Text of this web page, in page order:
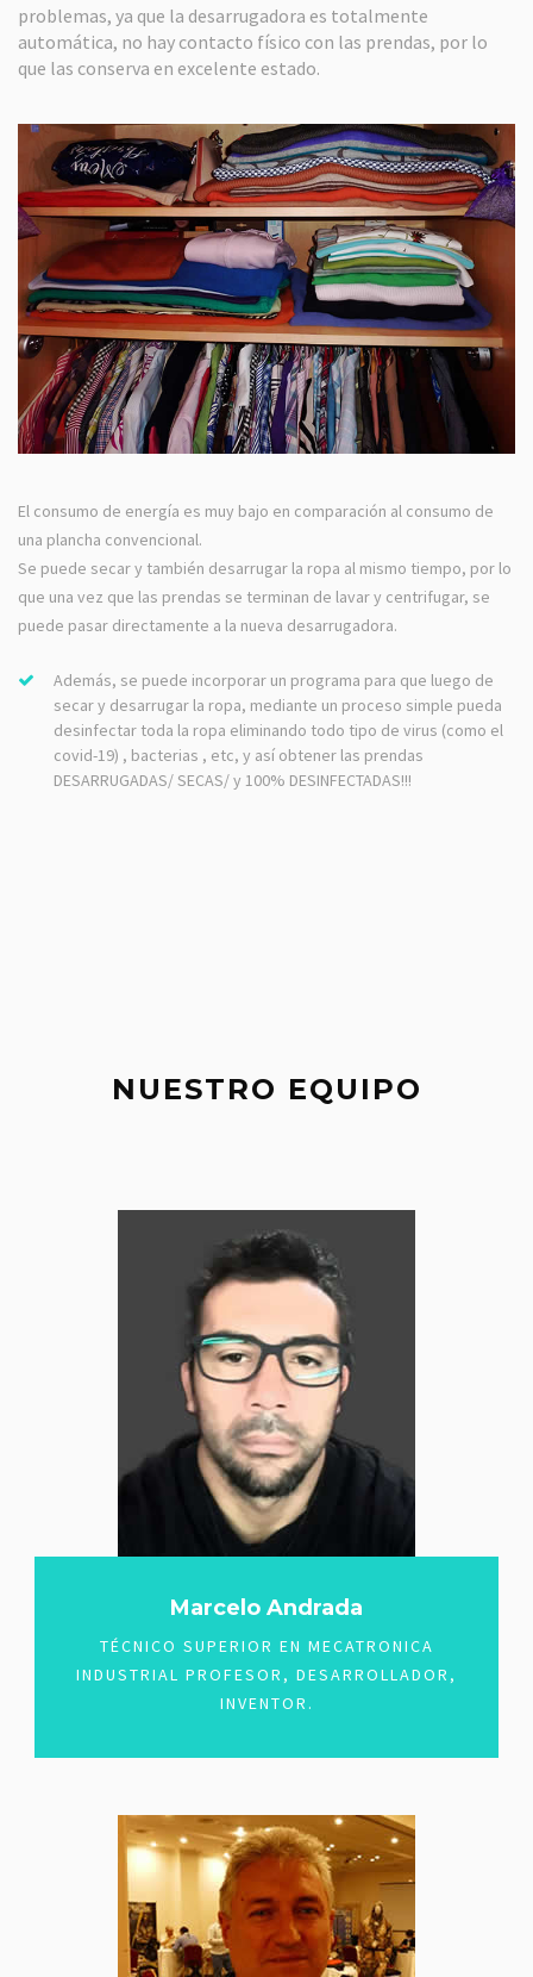
problemas, ya que la desarrugadora es totalmente
automática, no hay contacto físico con las prendas, por lo
que las conserva en excelente estado.
El consumo de energía es muy bajo en comparación al consumo de
una plancha convencional.
Se puede secar y también desarrugar la ropa al mismo tiempo, por lo
que una vez que las prendas se terminan de lavar y centrifugar, se
puede pasar directamente a la nueva desarrugadora.
Además, se puede incorporar un programa para que luego de
secar y desarrugar la ropa, mediante un proceso simple pueda
desinfectar toda la ropa eliminando todo tipo de virus (como el
covid-19) , bacterias , etc, y así obtener las prendas
DESARRUGADAS/ SECAS/ y 100% DESINFECTADAS!!!
NUESTRO EQUIPO
Marcelo Andrada
TÉCNICO SUPERIOR EN MECATRONICA
INDUSTRIAL PROFESOR, DESARROLLADOR,
INVENTOR.